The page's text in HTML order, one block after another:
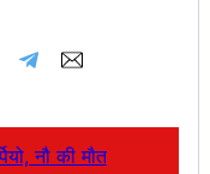
नौ की मौत